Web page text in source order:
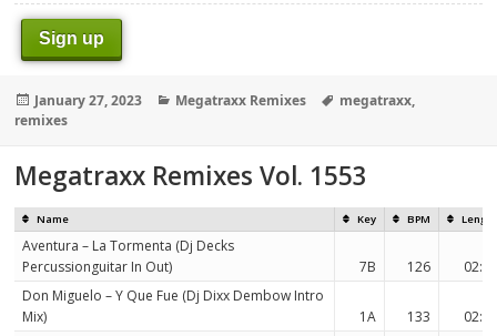
Sign up
Posted
on
January 27, 2023 Categories
Megatraxx Remixes Tags
megatraxx,
remixes
Megatraxx Remixes Vol. 1553
Name Key BPM
Aventura – La Tormenta (Dj Decks
Percussionguitar In Out)
7B 126
Don Miguelo – Y Que Fue (Dj Dixx Dembow Intro
Mix)
1A 133